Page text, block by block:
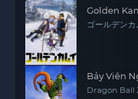
nhân vật chính. Câu
hảo giữa yếu tố hành
thành, khiến người
Golden
ゴールデンカ
Bảy Viên
Dragon Ball